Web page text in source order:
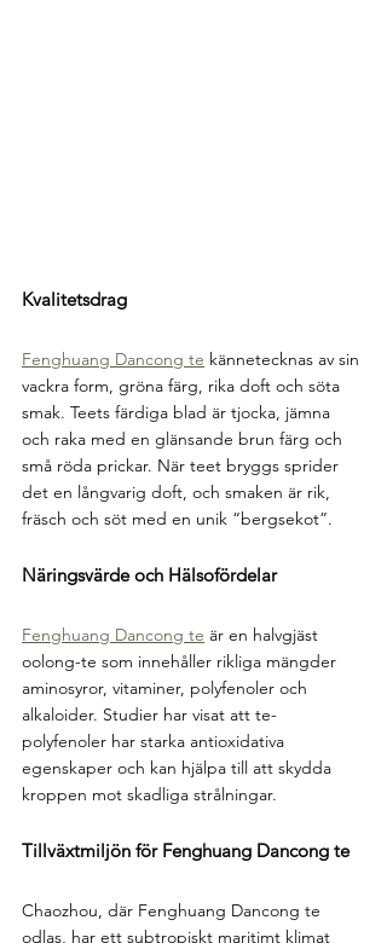
Kvalitetsdrag
Fenghuang Dancong te kännetecknas av sin
vackra form, gröna färg, rika doft och söta
smak. Teets färdiga blad är tjocka, jämna
och raka med en glänsande brun färg och
små röda prickar. När teet bryggs sprider
det en långvarig doft, och smaken är rik,
fräsch och söt med en unik “bergsekot”.
Näringsvärde och Hälsofördelar
Fenghuang Dancong te är en halvgjäst
oolong-te som innehåller rikliga mängder
aminosyror, vitaminer, polyfenoler och
alkaloider. Studier har visat att te-
polyfenoler har starka antioxidativa
egenskaper och kan hjälpa till att skydda
kroppen mot skadliga strålningar.
Tillväxtmiljön för Fenghuang Dancong te
Chaozhou, där Fenghuang Dancong te
odlas, har ett subtropiskt maritimt klimat